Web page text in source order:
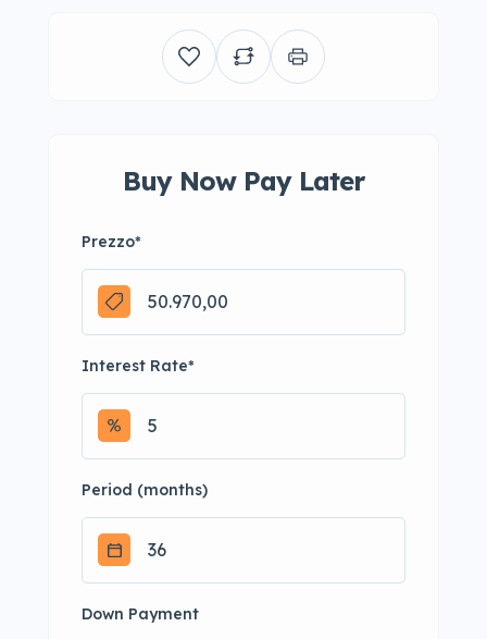
Buy Now Pay Later
Prezzo*
Interest Rate*
Period (months)
Down Payment